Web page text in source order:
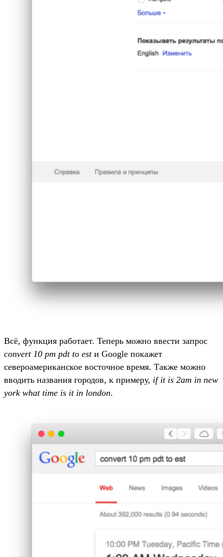
Всё, функция работает. Теперь можно ввести запрос
convert 10 pm pdt to estи Google покажет
североамериканское восточное время. Также можно
вводить названия городов, к примеру, if it is 2am in new
york what time is it in london.